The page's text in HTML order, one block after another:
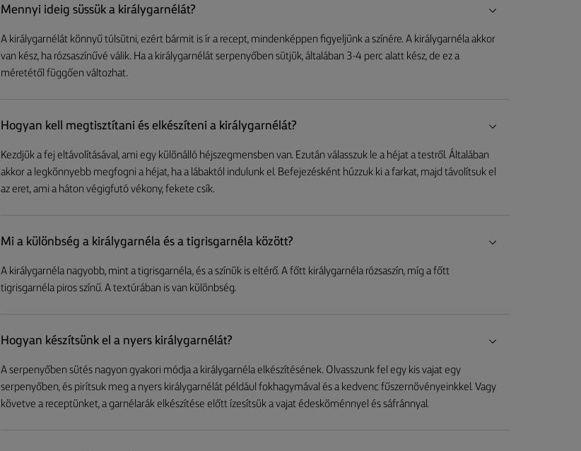
Mennyi ideig süssük a királygarnélát?
A királygarnélát könnyű túlsütni, ezért bármit is ír a recept, mindenképpen figyeljünk a színére. A királygarnéla akkor
van kész, ha rózsaszínűvé válik. Ha a királygarnélát serpenyőben sütjük, általában 3-4 perc alatt kész, de ez a
méretétől függően változhat.
Hogyan kell megtisztítani és elkészíteni a királygarnélát?
Kezdjük a fej eltávolításával, ami egy különálló héjszegmensben van. Ezután válasszuk le a héjat a testről. Általában
akkor a legkönnyebb megfogni a héjat, ha a lábaktól indulunk el. Befejezésként húzzuk ki a farkat, majd távolítsuk el
az eret, ami a háton végigfutó vékony, fekete csík.
Mi a különbség a királygarnéla és a tigrisgarnéla között?
A királygarnéla nagyobb, mint a tigrisgarnéla, és a színük is eltérő. A főtt királygarnéla rózsaszín, míg a főtt
tigrisgarnéla piros színű. A textúrában is van különbség.
Hogyan készítsünk el a nyers királygarnélát?
A serpenyőben sütés nagyon gyakori módja a királygarnéla elkészítésének. Olvasszunk fel egy kis vajat egy
serpenyőben, és pirítsuk meg a nyers királygarnélát például fokhagymával és a kedvenc fűszernövényeinkkel. Vagy
követve a receptünket, a garnélarák elkészítése előtt ízesítsük a vajat édesköménnyel és sáfránnyal.